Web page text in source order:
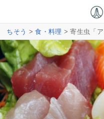
ちそう >食・料理 > 寄生虫「